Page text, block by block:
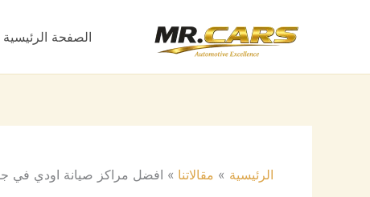
الصفحة الرئيسية
الرئيسية مقالاتنا افضل مراكز صيانة اودي في